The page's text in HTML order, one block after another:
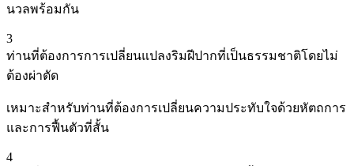
นวลพร้อมกัน
3
ท่านที่ต้องการการเปลี่ยนแปลงริมฝีปากที่เป็นธรรมชาติโดยไม่
ต้องผ่าตัด
เหมาะสำหรับท่านที่ต้องการเปลี่ยนความประทับใจด้วยหัตถการ
และการฟื้นตัวที่สั้น
4